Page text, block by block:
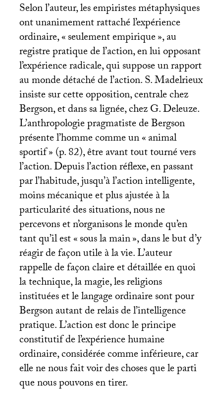
Selon l’auteur, les empiristes métaphysiques
ont unanimement rattaché l’expérience
ordinaire, «seulement empirique», au
registre pratique de l’action, en lui opposant
l’expérience radicale, qui suppose un rapport
au monde détaché de l’action. S. Madelrieux
insiste sur cette opposition, centrale chez
Bergson, et dans sa lignée, chez G. Deleuze.
L’anthropologie pragmatiste de Bergson
présente l’homme comme un «animal
sportif» (p. 82), être avant tout tourné vers
l’action. Depuis l’action réflexe, en passant
par l’habitude, jusqu’à l’action intelligente,
moins mécanique et plus ajustée à la
particularité des situations, nous ne
percevons et n’organisons le monde qu’en
tant qu’il est «sous la main», dans le but d’y
réagir de façon utile à la vie. L’auteur
rappelle de façon claire et détaillée en quoi
la technique, la magie, les religions
instituées et le langage ordinaire sont pour
Bergson autant de relais de l’intelligence
pratique. L’action est donc le principe
constitutif de l’expérience humaine
ordinaire, considérée comme inférieure, car
elle ne nous fait voir des choses que le parti
que nous pouvons en tirer.